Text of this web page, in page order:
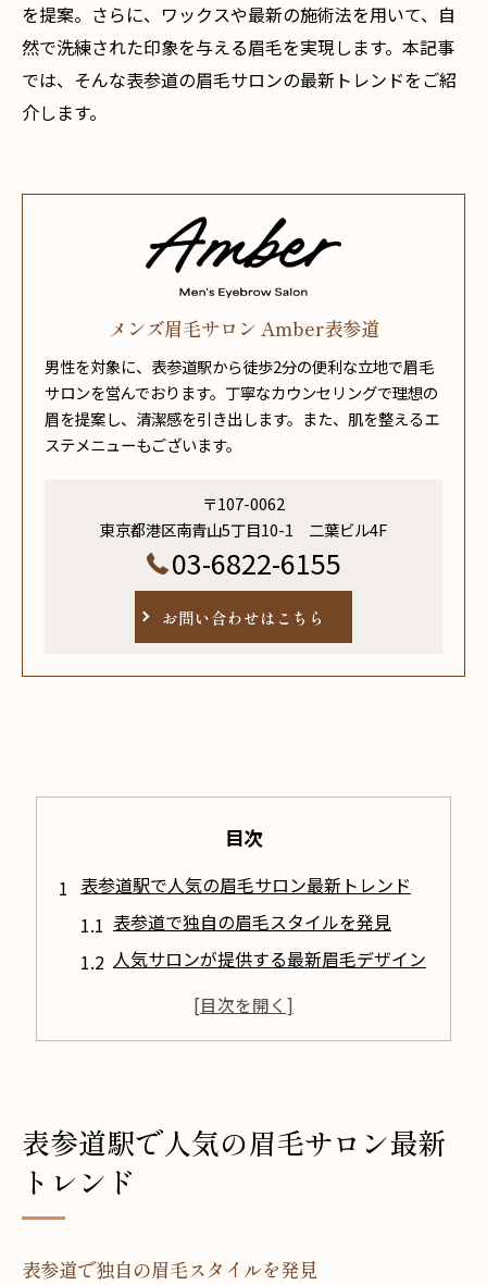
を提案。さらに、ワックスや最新の施術法を用いて、自
然で洗練された印象を与える眉毛を実現します。本記事
では、そんな表参道の眉毛サロンの最新トレンドをご紹
介します。
メンズ眉毛サロン Amber表参道
男性を対象に、表参道駅から徒歩2分の便利な立地で眉毛
サロンを営んでおります。丁寧なカウンセリングで理想の
眉を提案し、清潔感を引き出します。また、肌を整えるエ
ステメニューもございます。
〒107-0062
東京都港区南青山5丁目10-1 二葉ビル4F
03-6822-6155
お問い合わせはこちら
目次
表参道駅で人気の眉毛サロン最新トレンド
表参道で独自の眉毛スタイルを発見
人気サロンが提供する最新眉毛デザイン
洗練された印象を与えるトレンド眉毛
眉毛サロンの最新トレンドを表参道駅で体験
表参道駅周辺で眉毛トレンドを堪能
トレンド眉毛の施術法と効果を解説
表参道駅で人気の眉毛サロン最新
トレンド
表参道で独自の眉毛スタイルを発見